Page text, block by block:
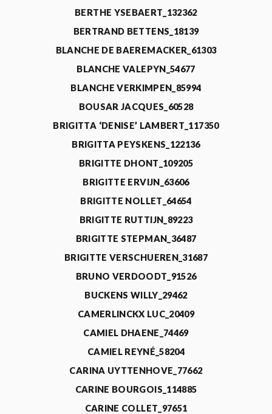
BERTHE YSEBAERT_132362
BERTRAND BETTENS_18139
BLANCHE DE BAEREMACKER_61303
BLANCHE VALEPYN_54677
BLANCHE VERKIMPEN_85994
BOUSAR JACQUES_60528
BRIGITTA ‘DENISE’ LAMBERT_117350
BRIGITTA PEYSKENS_122136
BRIGITTE DHONT_109205
BRIGITTE ERVIJN_63606
BRIGITTE NOLLET_64654
BRIGITTE RUTTIJN_89223
BRIGITTE STEPMAN_36487
BRIGITTE VERSCHUEREN_31687
BRUNO VERDOODT_91526
BUCKENS WILLY_29462
CAMERLINCKX LUC_20409
CAMIEL DHAENE_74469
CAMIEL REYNÉ_58204
CARINA UYTTENHOVE_77662
CARINE BOURGOIS_114885
CARINE COLLET_97651